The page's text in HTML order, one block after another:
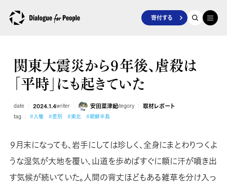
寄付する
関東大震災から９年後、虐殺は
「平時」にも起きていた
date 2024.1.4writer 安田菜津紀category 取材レポート
tag #人権 #差別 #東北 #朝鮮半島
９月末になっても、岩手にしては珍しく、全身にまとわりつくよ
うな湿気が大地を覆い、山道を歩めばすぐに額に汗が噴き出
す気候が続いていた。人間の背丈ほどもある雑草を分け入っ